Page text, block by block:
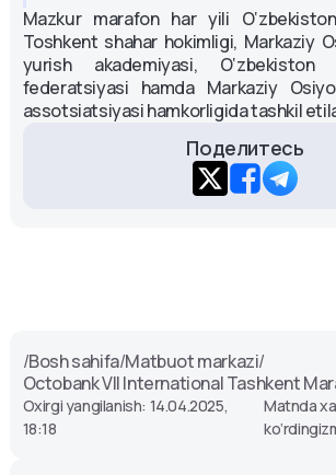
Mazkur marafon har yili
Toshkent shahar hokimligi, Markaziy
yurish akademiyasi,
federatsiyasi hamda Markaziy
assotsiatsiyasi hamkorligida tashkil
Поделитесь
/Bosh sahifa/Matbuot markazi/
Octobank VII International Tashkent
Oxirgi yangilanish: 14.04.2025,
18:18
Matnda